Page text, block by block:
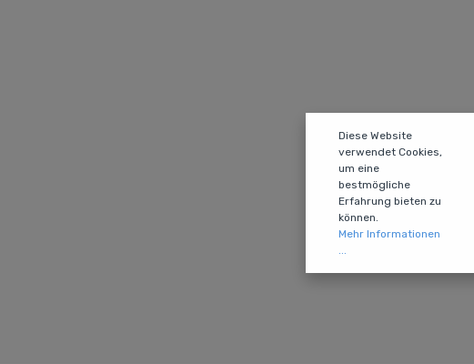
Diese Website
verwendet Cookies,
um eine
bestmögliche
Erfahrung bieten zu
können.
Mehr Informationen
...